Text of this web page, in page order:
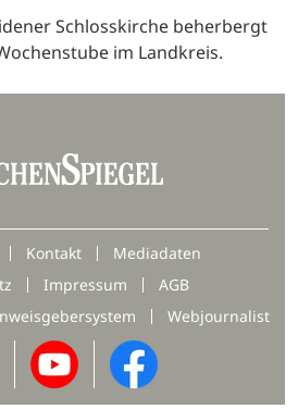
Schlosskirche beherbergt
im Landkreis.
Kontakt
Mediadaten
Impressum
AGB
Webjournalist